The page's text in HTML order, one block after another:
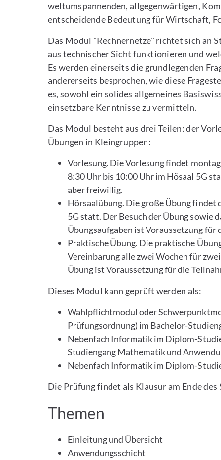
weltumspannenden, allgegenwärtigen,
entscheidende Bedeutung für Wirtschaft,
Das Modul "Rechnernetze" richtet sich an
aus technischer Sicht funktionieren und
Es werden einerseits die grundlegenden
andererseits besprochen, wie diese
es, sowohl ein solides allgemeines
einsetzbare Kenntnisse zu vermitteln.
Das Modul besteht aus drei Teilen: der
Übungen in Kleingruppen:
Vorlesung. Die Vorlesung findet
8:30 Uhr bis 10:00 Uhr im Hösaal 5G
aber freiwillig.
Hörsaalübung. Die große Übung findet
5G statt. Der Besuch der Übung sowie
Übungsaufgaben ist Voraussetzung für
Praktische Übung. Die praktische
Vereinbarung alle zwei Wochen für
Übung ist Voraussetzung für die
Dieses Modul kann geprüft werden als:
Wahlpflichtmodul oder
Prüfungsordnung) im Bachelor-
Nebenfach Informatik im Diplom-
Studiengang Mathematik und
Nebenfach Informatik im Diplom-
Die Prüfung findet als Klausur am Ende
Themen
Einleitung und Übersicht
Anwendungsschicht